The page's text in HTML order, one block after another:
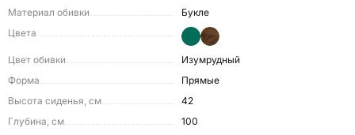
Материал обивки
Букле
Цвета
Цвет обивки
Изумрудный
Форма
Прямые
Высота сиденья, см
42
Глубина, см
100